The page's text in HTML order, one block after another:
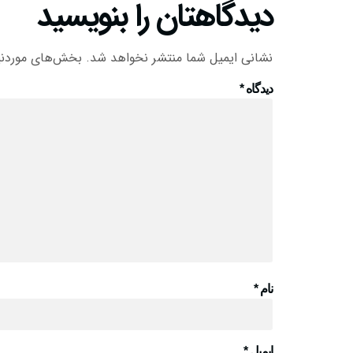
دیدگاهتان را بنویسید
نشانی ایمیل شما منتشر نخواهد شد. بخش‌های
دیدگاه*
نام*